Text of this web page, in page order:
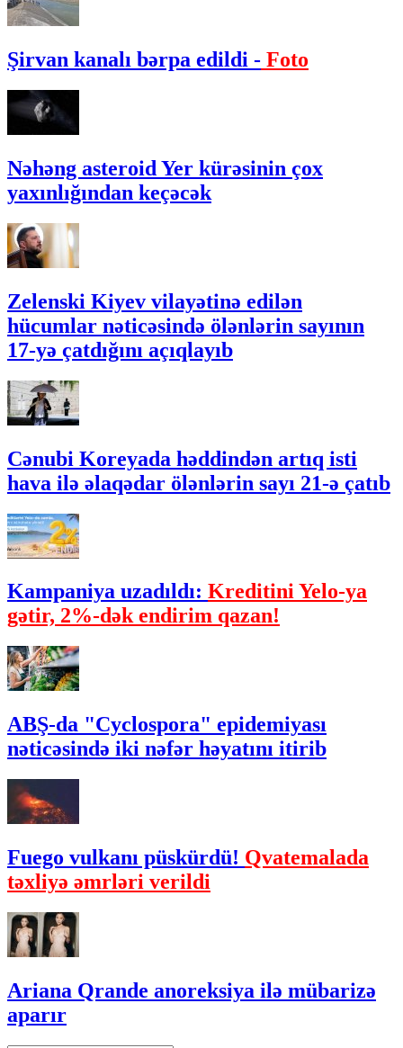
Şirvan kanalı bərpa edildi - Foto
Nəhəng asteroid Yer kürəsinin çox
yaxınlığından keçəcək
Zelenski Kiyev vilayətinə edilən
hücumlar nəticəsində ölənlərin sayının
17-yə çatdığını açıqlayıb
Cənubi Koreyada həddindən artıq isti
hava ilə əlaqədar ölənlərin sayı 21-ə çatıb
Kampaniya uzadıldı: Kreditini Yelo-ya
gətir, 2%-dək endirim qazan!
ABŞ-da "Cyclospora" epidemiyası
nəticəsində iki nəfər həyatını itirib
Fuego vulkanı püskürdü! Qvatemalada
təxliyə əmrləri verildi
Ariana Qrande anoreksiya ilə mübarizə
aparır